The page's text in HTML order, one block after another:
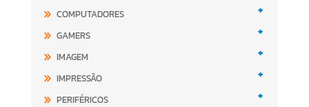
COMPUTADORES +
GAMERS +
IMAGEM +
IMPRESSÃO +
PERIFÉRICOS +